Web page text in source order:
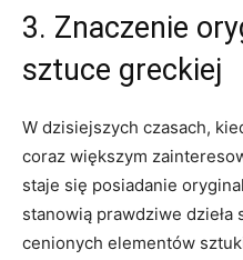
3. ⁣Znaczenie‍
sztuce greckiej
W ⁤dzisiejszych czasach,
coraz większym​
staje się posiadanie
stanowią prawdziwe ‌dzieła
cenionych elementów